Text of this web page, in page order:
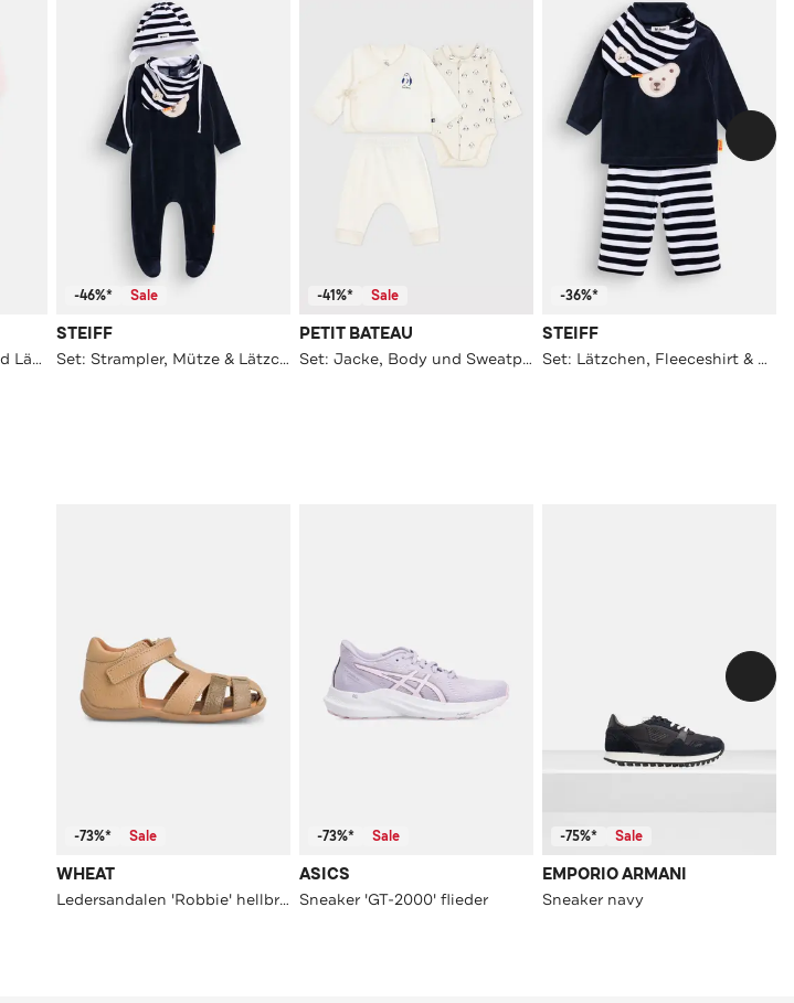
Set: Sweatshirt, Hose und Lätzchen
-46%* Sale
STEIFF
Set: Strampler, Mütze & Lätzchen
-41%* Sale
PETIT BATEAU
Set: Jacke, Body und Sweatpants gemustert
-36%*
STEIFF
Set: Lätzchen, Fleeceshirt & Fleecehose
-73%* Sale
WHEAT
Ledersandalen 'Robbie' hellbraun
-73%* Sale
ASICS
Sneaker 'GT-2000' flieder
-75%* Sale
EMPORIO ARMANI
Sneaker navy